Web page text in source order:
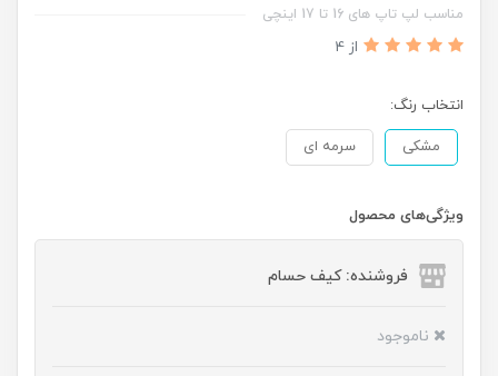
مناسب لپ تاپ های 16 تا 17 اینچی
از 4
انتخاب رنگ:
مشکی سرمه ای
ویژگی‌های محصول
فروشنده: کیف حسام
ناموجود